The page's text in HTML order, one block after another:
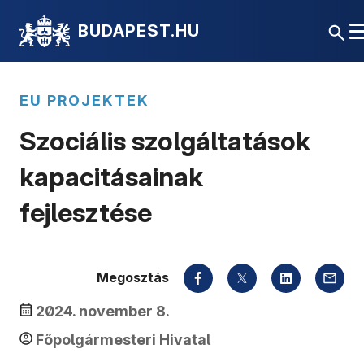
BUDAPEST.HU
EU PROJEKTEK
Szociális szolgáltatások
kapacitásainak
fejlesztése
2024. november 8.
Főpolgármesteri Hivatal
Megosztás